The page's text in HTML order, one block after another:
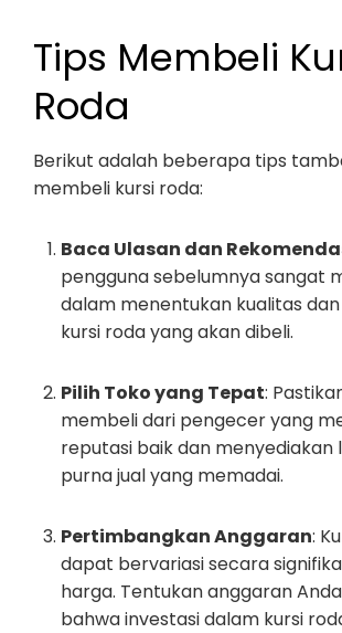
Tips Membeli
Roda
Berikut adalah beberapa tips
membeli kursi roda:
Baca Ulasan dan
pengguna sebelumnya sangat
dalam menentukan kualitas
kursi roda yang akan dibeli.
Pilih Toko yang Tepat:
membeli dari pengecer yang
reputasi baik dan menyediakan
purna jual yang memadai.
Pertimbangkan Anggaran:
dapat bervariasi secara
harga. Tentukan anggaran
bahwa investasi dalam kursi